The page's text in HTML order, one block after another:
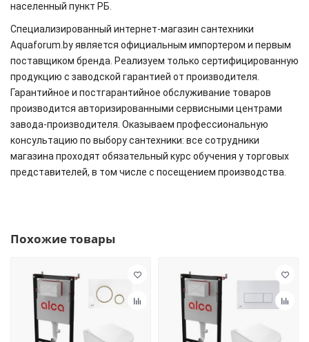
населенный пункт РБ.
Специализированный интернет-магазин сантехники
Aquaforum.by является официальным импортером и первым
поставщиком бренда. Реализуем только сертифицированную
продукцию с заводской гарантией от производителя.
Гарантийное и постгарантийное обслуживание товаров
производится авторизированными сервисными центрами
завода-производителя. Оказываем профессиональную
консультацию по выбору сантехники: все сотрудники
магазина проходят обязательный курс обучения у торговых
представителей, в том числе с посещением производства.
Похожие товары